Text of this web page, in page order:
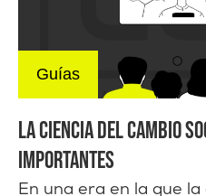
Guías
LA CIENCIA DEL CAMBIO
IMPORTANTES
En una era en la que